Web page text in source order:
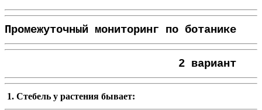
Промежуточный мониторинг по ботанике
2 вариант
1. Стебель у растения бывает: